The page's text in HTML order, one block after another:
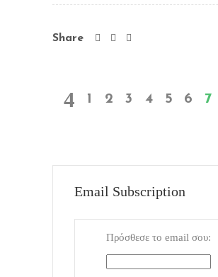
Share
1 2 3 4 5 6 7
Email Subscription
Πρόσθεσε το email σου: